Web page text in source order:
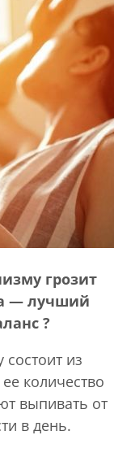
грозит
— лучший
?
из
количество
выпивать от
в день.